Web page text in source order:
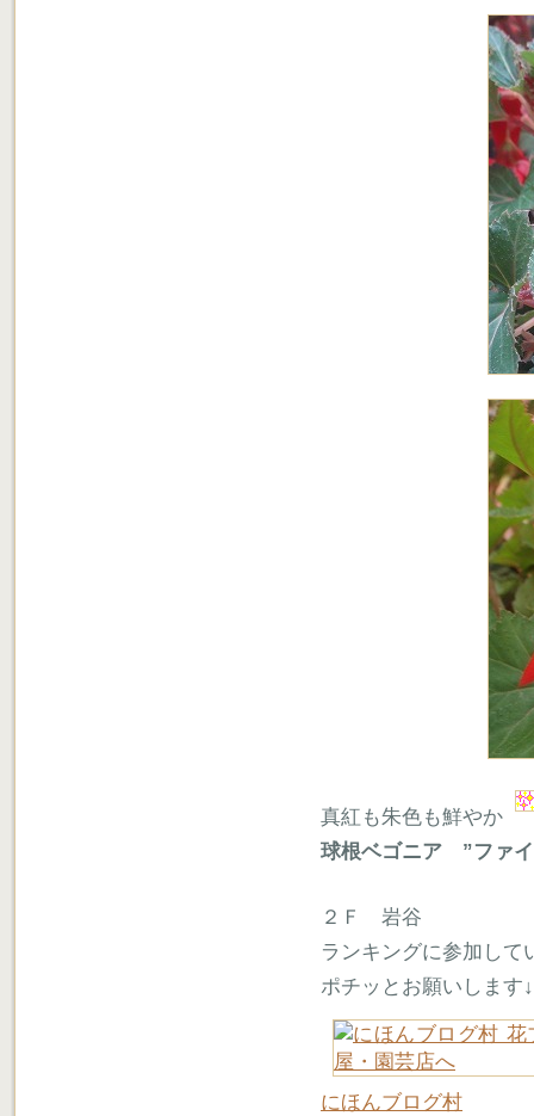
真紅も朱色も鮮やか
球根ベゴニア ”ファ
２Ｆ 岩谷
ランキングに参加して
ポチッとお願いします↓
にほんブログ村